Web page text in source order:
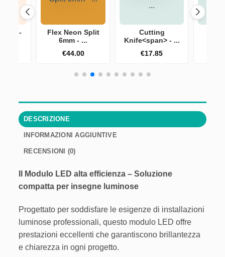
-
Flex Neon Split
6mm - ...
€44.00
Cutting
Knife<span> - ...
€17.85
DESCRIZIONE
INFORMAZIONI AGGIUNTIVE
RECENSIONI (0)
Il Modulo LED alta efficienza – Soluzione
compatta per insegne luminose
Progettato per soddisfare le esigenze di installazioni
luminose professionali, questo modulo LED offre
prestazioni eccellenti che garantiscono brillantezza
e chiarezza in ogni progetto.